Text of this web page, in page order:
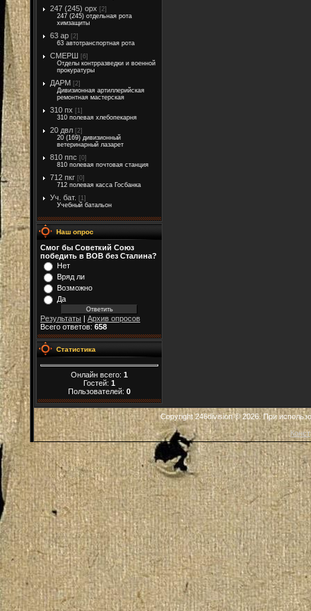
247 (245) орх [2]
247 (245) отдельная рота
химзащиты
63 ар [2]
63 автотранспортная рота
СМЕРШ [6]
Отделы контрразведки и военной
прокуратуры
ДАРМ [2]
Дивизионная артиллерийская
ремонтная мастерская
310 пх [1]
310 полевая хлебопекарня
20 двл [2]
20 (169) дивизионный
ветеринарный лазарет
810 ппс [0]
810 полевая почтовая станция
712 пкг [0]
712 полевая касса Госбанка
Уч. бат. [1]
Учебный батальон
Наш опрос
Смог бы Советкий Союз
победить в ВОВ без Сталина?
Нет
Вряд ли
Возможно
Да
Результаты | Архив опросов
Всего ответов: 658
Статистика
Онлайн всего: 1
Гостей: 1
Пользователей: 0
Copyright 246division © 2026. При